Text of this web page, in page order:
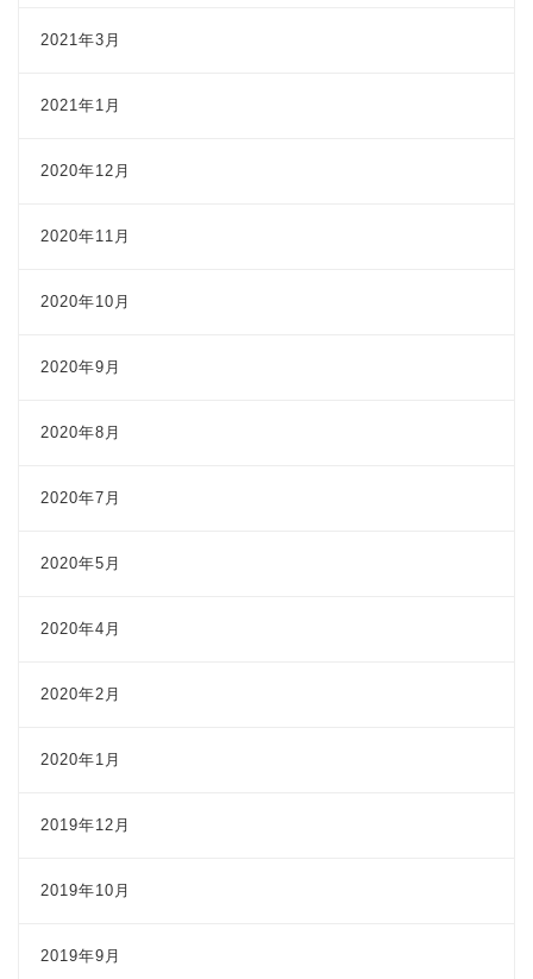
2021年3月
2021年1月
2020年12月
2020年11月
2020年10月
2020年9月
2020年8月
2020年7月
2020年5月
2020年4月
2020年2月
2020年1月
2019年12月
2019年10月
2019年9月